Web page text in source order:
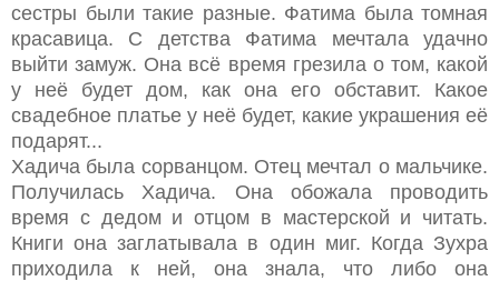
сестры были такие разные. Фатима была томная
красавица. С детства Фатима мечтала удачно
выйти замуж. Она всё время грезила о том, какой
у неё будет дом, как она его обставит. Какое
свадебное платье у неё будет, какие украшения её
подарят...
Хадича была сорванцом. Отец мечтал о мальчике.
Получилась Хадича. Она обожала проводить
время с дедом и отцом в мастерской и читать.
Книги она заглатывала в один миг. Когда Зухра
приходила к ней, она знала, что либо она